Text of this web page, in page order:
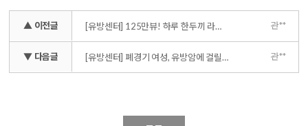
▲ 이전글 [유방센터] 125만뷰! 하루 한두끼 라면이나 빵 안됩니다!!!_해명영상ㅠ 관**
▼ 다음글 [유방센터] 폐경기 여성, 유방암에 걸릴 확률이 높다?! (갱년기 증상 호르몬 치료) 관**